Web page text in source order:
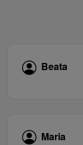
Beata
Maria